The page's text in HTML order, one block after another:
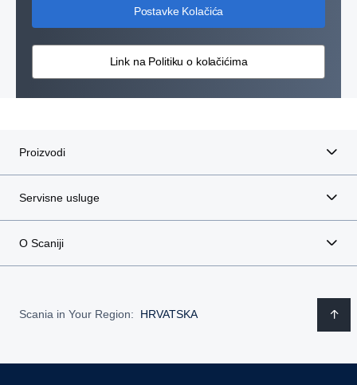
Postavke Kolačića
Link na Politiku o kolačićima
Proizvodi
Servisne usluge
O Scaniji
Scania in Your Region: HRVATSKA